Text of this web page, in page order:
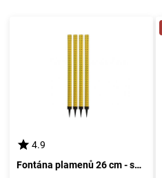
4.9
Fontána plamenů 26 cm - sada 4 kusů